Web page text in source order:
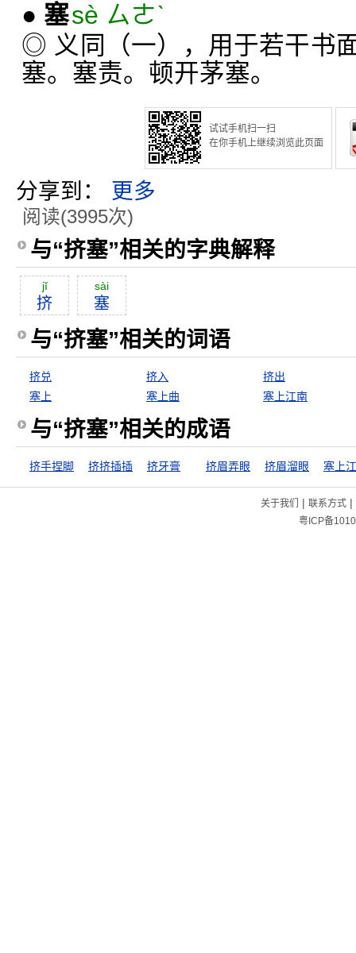
● 塞sè ㄙㄜˋ
◎ 义同（一），用于若干书
塞。塞责。顿开茅塞。
试试手机扫一扫
在你手机上继续浏览此页面
分享到： 更多
阅读(3995次)
与“挤塞”相关的字典解释
jĭ
挤
sài
塞
与“挤塞”相关的词语
挤兑 挤入
挤出
塞上
塞上曲 塞上江南
与“挤塞”相关的成语
挤手捏脚 挤挤插插 挤牙膏 挤眉弄眼 挤眉溜眼 塞上
关于我们 | 联系方式|
粤ICP备